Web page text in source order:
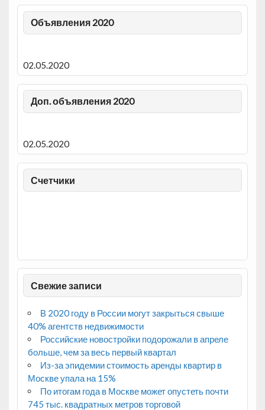
Объявления 2020
02.05.2020
Доп. объявления 2020
02.05.2020
Счетчики
Свежие записи
В 2020 году в России могут закрыться свыше
40% агентств недвижимости
Российские новостройки подорожали в апреле
больше, чем за весь первый квартал
Из-за эпидемии стоимость аренды квартир в
Москве упала на 15%
По итогам года в Москве может опустеть почти
745 тыс. квадратных метров торговой